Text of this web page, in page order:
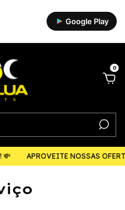
Google Play
0
APROVEITE NOSSAS